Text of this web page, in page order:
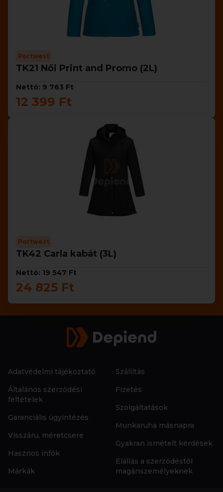
Portwest
TK21 Női Print and Promo (2L)
Nettó: 9 763 Ft
12 399 Ft
Portwest
TK42 Carla kabát (3L)
Nettó: 19 547 Ft
24 825 Ft
Adatvédelmi tájékoztató
Általános szerződési
feltételek
Garanciális ügyintézés
Visszáru, méretcsere
Hasznos infók
Márkák
Szállítás
Fizetés
Szolgáltatások
Munkaruha másnapra
Gyakran ismételt kérdések
Elállás a szerződéstől
magánszemélyeknek